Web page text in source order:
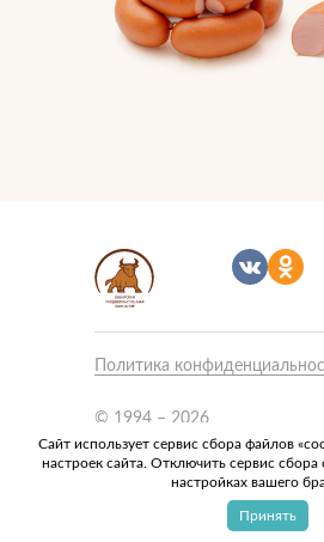
Связаться с нами
Политика
© 1994 – 2026
ООО «Сибирская
5405200166/КПП 540101001
Сайт использует сервис сбора файлов
настроек сайта. Отключить сервис
настройках вашего
Принять